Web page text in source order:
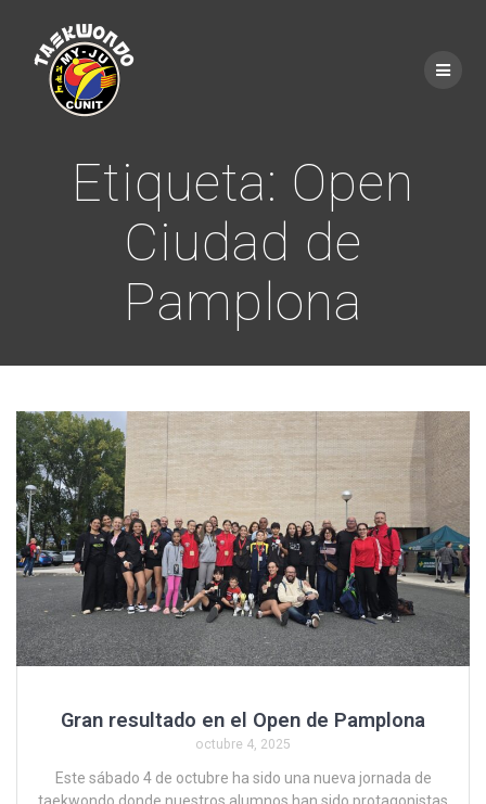
Etiqueta: Open
Ciudad de
Pamplona
Gran resultado en el Open de Pamplona
octubre 4, 2025
Este sábado 4 de octubre ha sido una nueva jornada de